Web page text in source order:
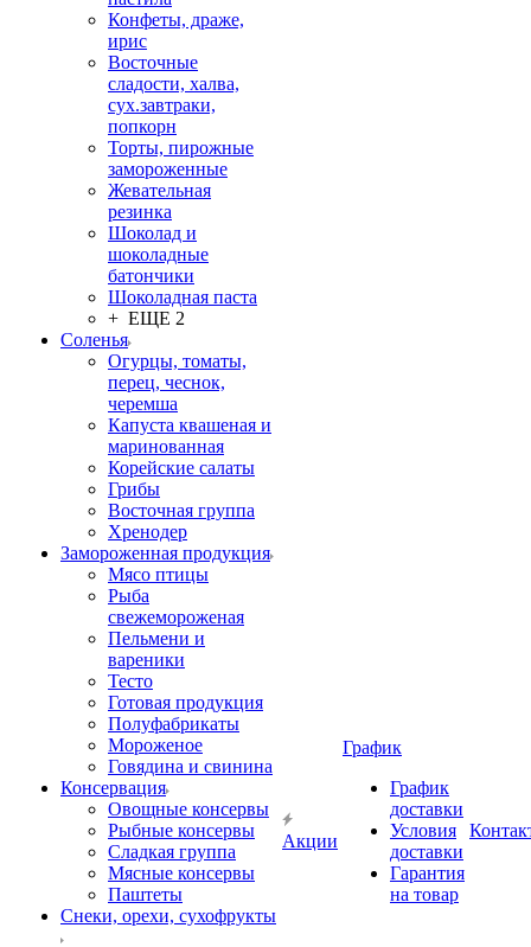
Конфеты, драже,
ирис
Восточные
сладости, халва,
сух.завтраки,
попкорн
Торты, пирожные
замороженные
Жевательная
резинка
Шоколад и
шоколадные
батончики
Шоколадная паста
+ ЕЩЕ 2
Соленья
Огурцы, томаты,
перец, чеснок,
черемша
Капуста квашеная и
маринованная
Корейские салаты
Грибы
Восточная группа
Хренодер
Замороженная продукция
Мясо птицы
Рыба
свежемороженая
Пельмени и
вареники
Тесто
Готовая продукция
Полуфабрикаты
Мороженое
Говядина и свинина
Консервация
Овощные консервы
Рыбные консервы
Сладкая группа
Мясные консервы
Паштеты
Снеки, орехи, сухофрукты
Акции
График
График
доставки
Условия
доставки
Гарантия
на товар